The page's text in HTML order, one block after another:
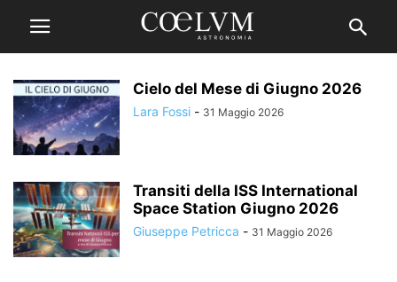
Cielo del Mese di Giugno 2026
Lara Fossi - 31 Maggio 2026
Transiti della ISS International
Space Station Giugno 2026
Giuseppe Petricca - 31 Maggio 2026